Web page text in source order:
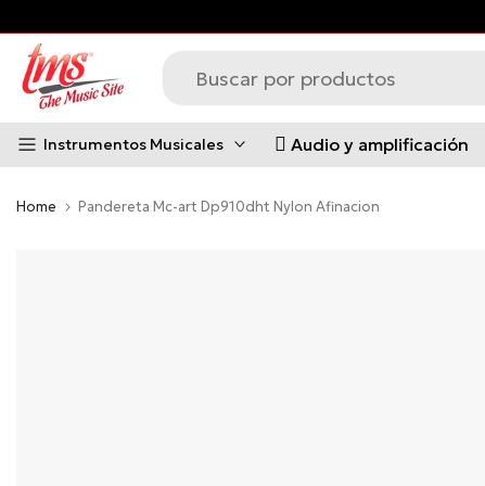
contenido
Instrumentos Musicales Audio y amplificación
Home Pandereta Mc-art Dp910dht Nylon Afinacion